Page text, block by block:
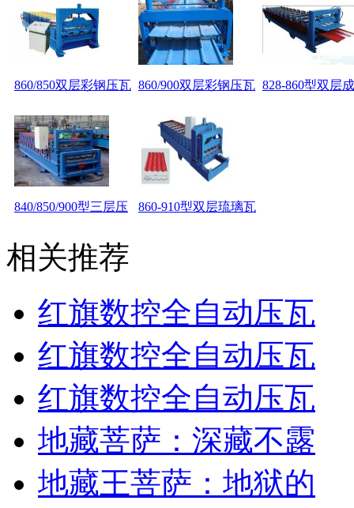
860/850双层彩钢压瓦 860/900双层彩钢压瓦 828-860型双层
840/850/900型三层压 860-910型双层琉璃瓦
相关推荐
红旗数控全自动压瓦
红旗数控全自动压瓦
红旗数控全自动压瓦
地藏菩萨：深藏不露
地藏王菩萨：地狱的